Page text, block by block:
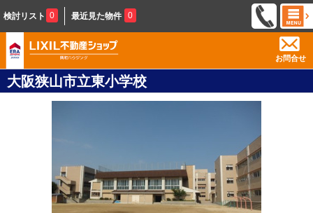
検討リスト 0 最近見た物件 0
お問合せ
大阪狭山市立東小学校